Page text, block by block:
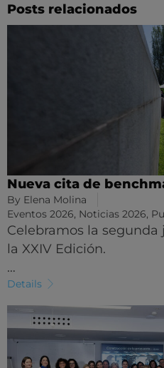
Posts relacionados
Nueva cita de
By Elena Molina
Eventos 2026, Noticias 2026,
Celebramos la
la XXIV Edición.
…
Details